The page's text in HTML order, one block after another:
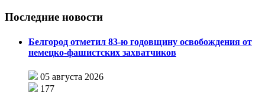
Последние новости
Белгород отметил 83-ю годовщину освобождения от
немецко-фашистских захватчиков
05 августа 2026
177